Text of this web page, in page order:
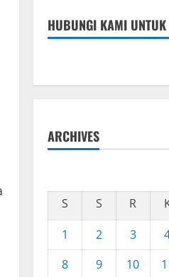
HUBUNGI KAMI
ARCHIVES
S S R
1
2 3
8
9 10